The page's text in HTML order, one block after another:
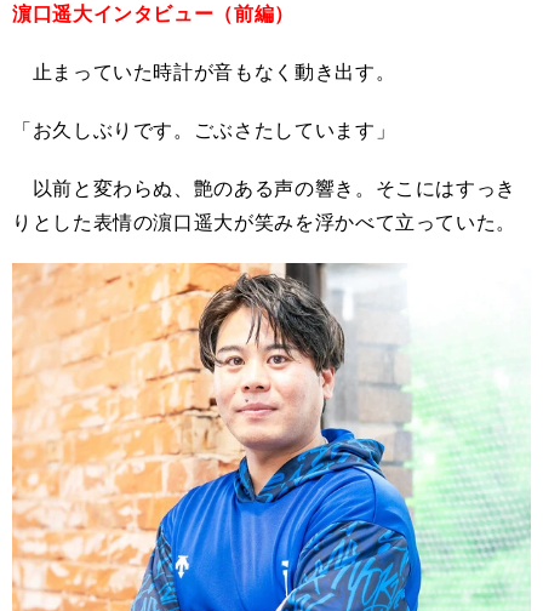
濵口遥大インタビュー（前編）
止まっていた時計が音もなく動き出す。
「お久しぶりです。ごぶさたしています」
以前と変わらぬ、艶のある声の響き。そこにはすっき
りとした表情の濵口遥大が笑みを浮かべて立っていた。